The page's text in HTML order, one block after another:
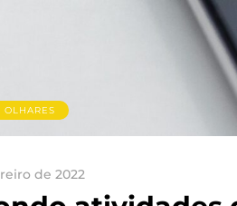
OLHARES
de 2022